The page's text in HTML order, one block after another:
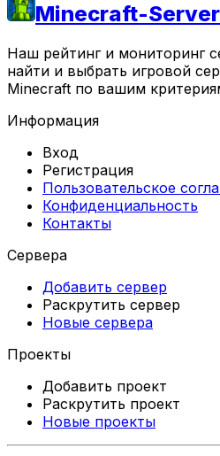
Minecraft-
Наш рейтинг и мониторинг
найти и выбрать игровой
Minecraft по вашим
Информация
Вход
Регистрация
Пользовательское
Конфиденциальность
Контакты
Сервера
Добавить сервер
Раскрутить сервер
Новые сервера
Проекты
Добавить проект
Раскрутить проект
Новые проекты